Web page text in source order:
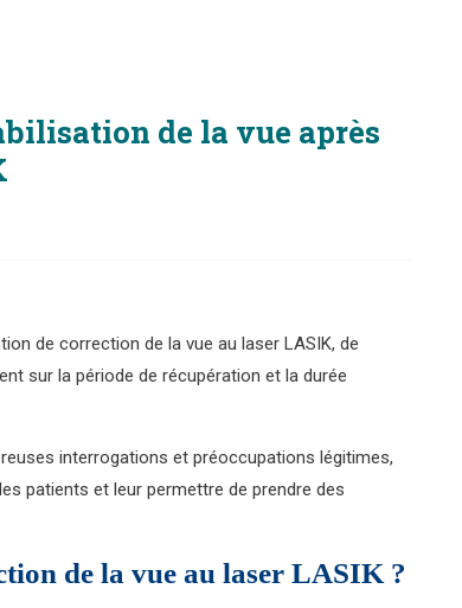
de la vue après
de correction de la vue au laser LASIK, de
sur la période de récupération et la durée
interrogations et préoccupations légitimes,
patients et leur permettre de prendre des
de la vue au laser LASIK ?